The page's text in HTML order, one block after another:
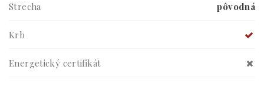
Strecha pôvodná
Krb
Energetický certifikát